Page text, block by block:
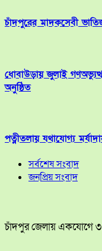
চাঁদপুরের মাদকসেবী
ধোবাউড়ায় জুলাই
অনুষ্ঠিত
পত্নীতলায় যথাযোগ্য
সর্বশেষ সংবাদ
জনপ্রিয় সংবাদ
চাঁদপুর জেলায় একযোগে